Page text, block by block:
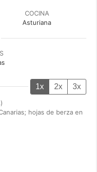
COCINA
Asturiana
1x 2x 3x
hojas de berza en